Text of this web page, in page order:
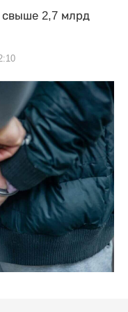
свыше 2,7 млрд